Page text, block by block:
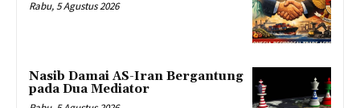
Rabu, 5 Agustus 2026
Nasib Damai AS-Iran Bergantung
pada Dua Mediator